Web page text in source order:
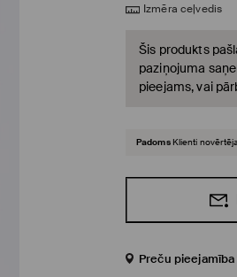
Izmēra ceļvedis
Šis produkts
paziņojuma
pieejams, vai
Padoms Klienti
Preču pieejamība